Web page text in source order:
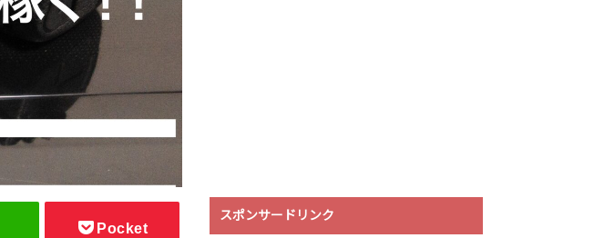
Pocket
スポンサードリンク